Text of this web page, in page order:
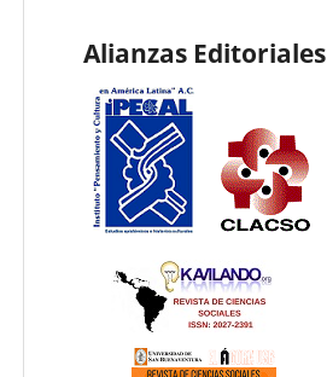
Alianzas Editoriales